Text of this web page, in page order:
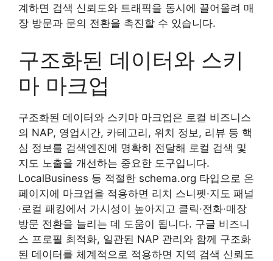
계하면 검색 신뢰도와 트래픽을 동시에 끌어올려 매
장 방문과 문의 전환을 촉진할 수 있습니다.
구조화된 데이터와 스키
마 마크업
구조화된 데이터와 스키마 마크업은 로컬 비즈니스
의 NAP, 영업시간, 카테고리, 위치 정보, 리뷰 등 핵
심 정보를 검색엔진에 명확히 전달해 로컬 검색 및
지도 노출을 개선하는 중요한 도구입니다.
LocalBusiness 등 적절한 schema.org 타입으로 온
페이지에 마크업을 적용하면 리치 스니펫·지도 패널
·로컬 패킹에서 가시성이 높아지고 클릭·전화·매장
방문 전환을 늘리는 데 도움이 됩니다. 구글 비즈니
스 프로필 최적화, 일관된 NAP 관리와 함께 구조화
된 데이터를 체계적으로 적용하면 지역 검색 신뢰도